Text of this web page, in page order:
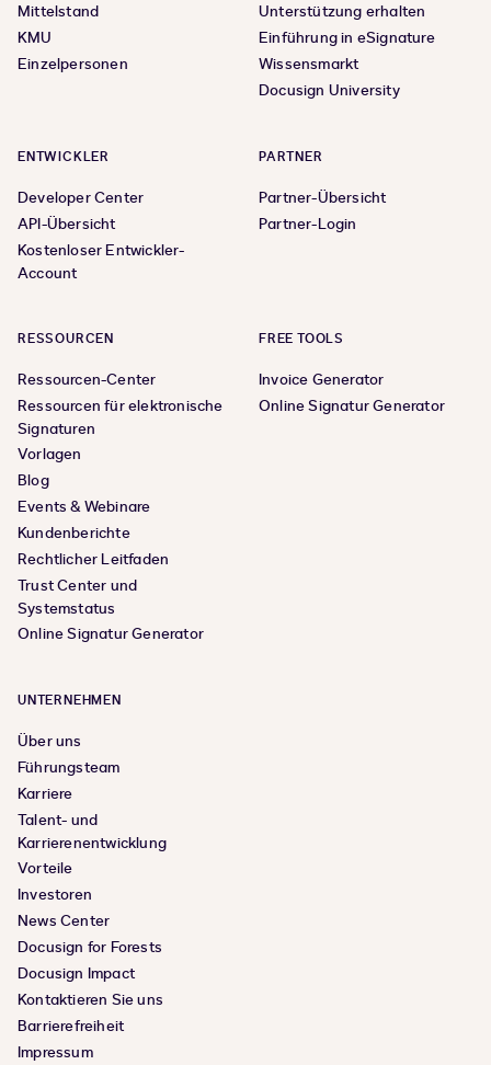
Mittelstand
KMU
Einzelpersonen
Unterstützung erhalten
Einführung in eSignature
Wissensmarkt
Docusign University
ENTWICKLER
Developer Center
API-Übersicht
Kostenloser Entwickler-
Account
PARTNER
Partner-Übersicht
Partner-Login
RESSOURCEN
Ressourcen-Center
Ressourcen für elektronische
Signaturen
Vorlagen
Blog
Events & Webinare
Kundenberichte
Rechtlicher Leitfaden
Trust Center und
Systemstatus
Online Signatur Generator
FREE TOOLS
Invoice Generator
Online Signatur Generator
UNTERNEHMEN
Über uns
Führungsteam
Karriere
Talent- und
Karrierenentwicklung
Vorteile
Investoren
News Center
Docusign for Forests
Docusign Impact
Kontaktieren Sie uns
Barrierefreiheit
Impressum